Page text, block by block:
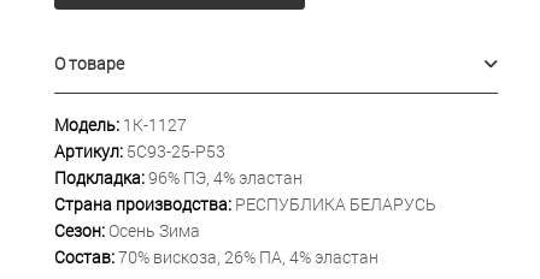
О товаре
Модель: 1К-1127
Артикул: 5С93-25-Р53
Подкладка:96% ПЭ, 4% эластан
Страна производства: РЕСПУБЛИКА БЕЛАРУСЬ
Сезон:Осень Зима
Состав:70% вискоза, 26% ПА, 4% эластан